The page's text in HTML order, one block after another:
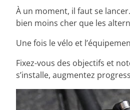
À un moment, il faut se
bien moins cher que les
Une fois le vélo et
Fixez-vous des objectifs et
s’installe, augmentez